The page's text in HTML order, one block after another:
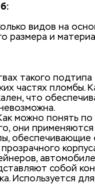
видов на
размера и
такого
частях
что
можно понять
они
собой
Используется